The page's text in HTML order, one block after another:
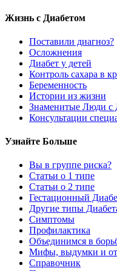
Жизнь с Диабетом
Поставили диагноз?
Осложнения
Диабет у детей
Контроль сахара в
Беременность
Истории из жизни
Знаменитые Люди с
Консультации
Узнайте Больше
Вы в группе риска?
Статьи о 1 типе
Статьи о 2 типе
Гестационный
Другие типы
Симптомы
Профилактика
Объединимся в
Мифы, выдумки и
Справочник